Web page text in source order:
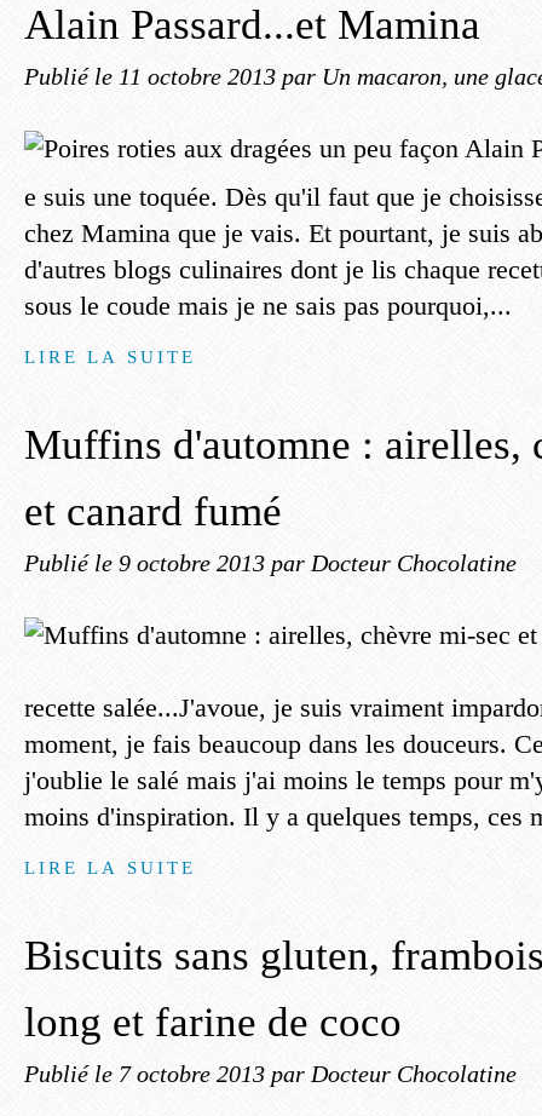
Alain Passard...et Mamina
Publié le 11 octobre 2013 par Un macaron, une
e suis une toquée. Dès qu'il faut que je
chez Mamina que je vais. Et pourtant, je suis
d'autres blogs culinaires dont je lis chaque
sous le coude mais je ne sais pas pourquoi,...
LIRE LA SUITE
Muffins d'automne : airelles,
et canard fumé
Publié le 9 octobre 2013 par Docteur Chocolatine
recette salée...J'avoue, je suis vraiment
moment, je fais beaucoup dans les douceurs.
j'oublie le salé mais j'ai moins le temps pour
moins d'inspiration. Il y a quelques temps, ces
LIRE LA SUITE
Biscuits sans gluten,
long et farine de coco
Publié le 7 octobre 2013 par Docteur Chocolatine